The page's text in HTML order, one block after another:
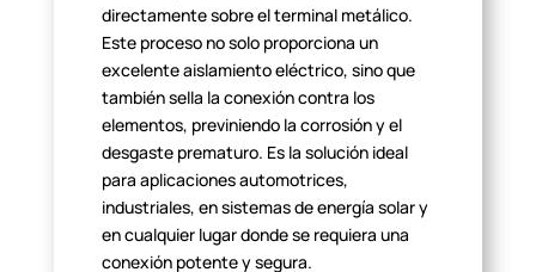
directamente sobre el terminalmetálico.
Este proceso no solo proporciona un
excelente aislamientoeléctrico, sino que
también sella la conexión contra los
elementos, previniendo la corrosión y el
desgaste prematuro. Es la solución ideal
para aplicaciones automotrices,
industriales, en sistemas de energía solar y
encualquier lugar donde se requiera una
conexión potente ysegura.